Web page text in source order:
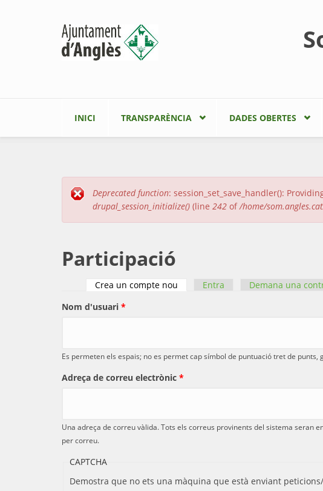
INICI TRANSPARÈNCIA DADES OBERTES
Missatge d'error
Deprecated function: session_set_save_handler():
drupal_session_initialize() (line 242 of/home/
Participació
Pestanyes primàries
Crea un compte nou (pestanya activa)
Entra
Demana una
Nom d'usuari *
Es permeten els espais; no es permet cap símbol de puntuació tret de punts,
Adreça de correu electrònic *
Una adreça de correu vàlida. Tots els correus provinents del sistema seran
per correu.
CAPTCHA
Demostra que no ets una màquina que està enviant